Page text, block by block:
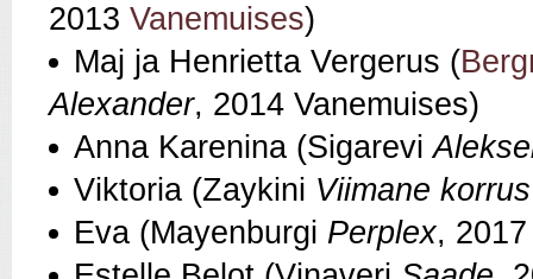
2013 Vanemuises)
Maj ja Henrietta Vergerus (
Alexander, 2014 Vanemuises)
Anna Karenina (Sigarevi
Viktoria (Zaykini Viimane korrus
Eva (Mayenburgi Perplex,